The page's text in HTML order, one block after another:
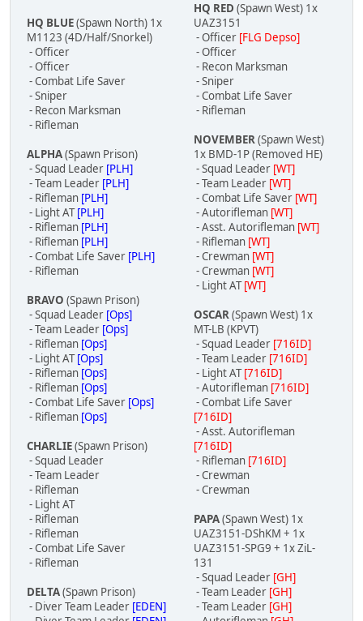
HQ BLUE(Spawn North) 1x
M1123 (4D/Half/Snorkel)
- Officer
- Officer
- Combat Life Saver
- Sniper
- Recon Marksman
- Rifleman
ALPHA(Spawn Prison)
- Squad Leader [PLH]
- Team Leader [PLH]
- Rifleman [PLH]
- Light AT[PLH]
- Rifleman [PLH]
- Rifleman [PLH]
- Combat Life Saver [PLH]
- Rifleman
BRAVO (Spawn Prison)
- Squad Leader [Ops]
- Team Leader [Ops]
- Rifleman [Ops]
- Light AT[Ops]
- Rifleman [Ops]
- Rifleman [Ops]
- Combat Life Saver [Ops]
- Rifleman [Ops]
CHARLIE(Spawn Prison)
- Squad Leader
- Team Leader
- Rifleman
- Light AT
- Rifleman
- Rifleman
- Combat Life Saver
- Rifleman
DELTA(Spawn Prison)
- Diver Team Leader [EDEN]
HQ RED (Spawn West) 1x
UAZ3151
- Officer [FLG Depso]
- Officer
- Recon Marksman
- Sniper
- Combat Life Saver
- Rifleman
NOVEMBER(Spawn West)
1x BMD-1P (Removed HE)
- Squad Leader [WT]
- Team Leader [WT]
- Combat Life Saver [WT]
- Autorifleman [WT]
- Asst. Autorifleman [WT]
- Rifleman [WT]
- Crewman [WT]
- Crewman [WT]
- Light AT[WT]
OSCAR(Spawn West) 1x
MT-LB (KPVT)
- Squad Leader [716ID]
- Team Leader [716ID]
- Light AT[716ID]
- Autorifleman [716ID]
- Combat Life Saver
[716ID]
- Asst. Autorifleman
[716ID]
- Rifleman [716ID]
- Crewman
- Crewman
PAPA(Spawn West) 1x
UAZ3151-DShKM + 1x
UAZ3151-SPG9 + 1x ZiL-
131
- Squad Leader [GH]
- Team Leader [GH]
- Team Leader [GH]